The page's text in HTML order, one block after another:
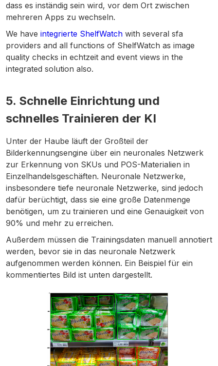
dass es inständig sein wird, vor dem Ort zwischen
mehreren Apps zu wechseln.
We have integrierte ShelfWatch with several sfa
providers and all functions of ShelfWatch as image
quality checks in echtzeit and event views in the
integrated solution also.
5. Schnelle Einrichtung und
schnelles Trainieren der KI
Unter der Haube läuft der Großteil der
Bilderkennungsengine über ein neuronales Netzwerk
zur Erkennung von SKUs und POS-Materialien in
Einzelhandelsgeschäften. Neuronale Netzwerke,
insbesondere tiefe neuronale Netzwerke, sind jedoch
dafür berüchtigt, dass sie eine große Datenmenge
benötigen, um zu trainieren und eine Genauigkeit von
90% und mehr zu erreichen.
Außerdem müssen die Trainingsdaten manuell annotiert
werden, bevor sie in das neuronale Netzwerk
aufgenommen werden können. Ein Beispiel für ein
kommentiertes Bild ist unten dargestellt.